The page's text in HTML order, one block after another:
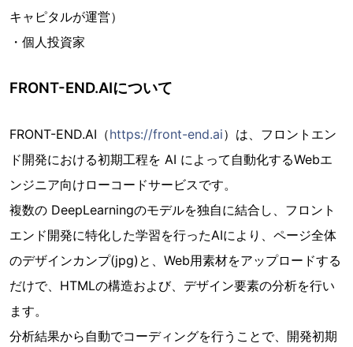
キャピタルが運営）
・個人投資家
FRONT-END.AIについて
FRONT-END.AI（https://front-end.ai）は、フロントエン
ド開発における初期工程を AI によって自動化するWebエ
ンジニア向けローコードサービスです。
複数の DeepLearningのモデルを独自に結合し、フロント
エンド開発に特化した学習を行ったAIにより、ページ全体
のデザインカンプ(jpg)と、Web用素材をアップロードする
だけで、HTMLの構造および、デザイン要素の分析を行い
ます。
分析結果から自動でコーディングを行うことで、開発初期